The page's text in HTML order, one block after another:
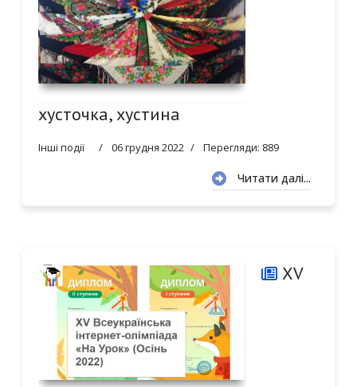
хусточка, хустина
Інші події 06 грудня 2022 Перегляди: 889
Читати далі...
XV